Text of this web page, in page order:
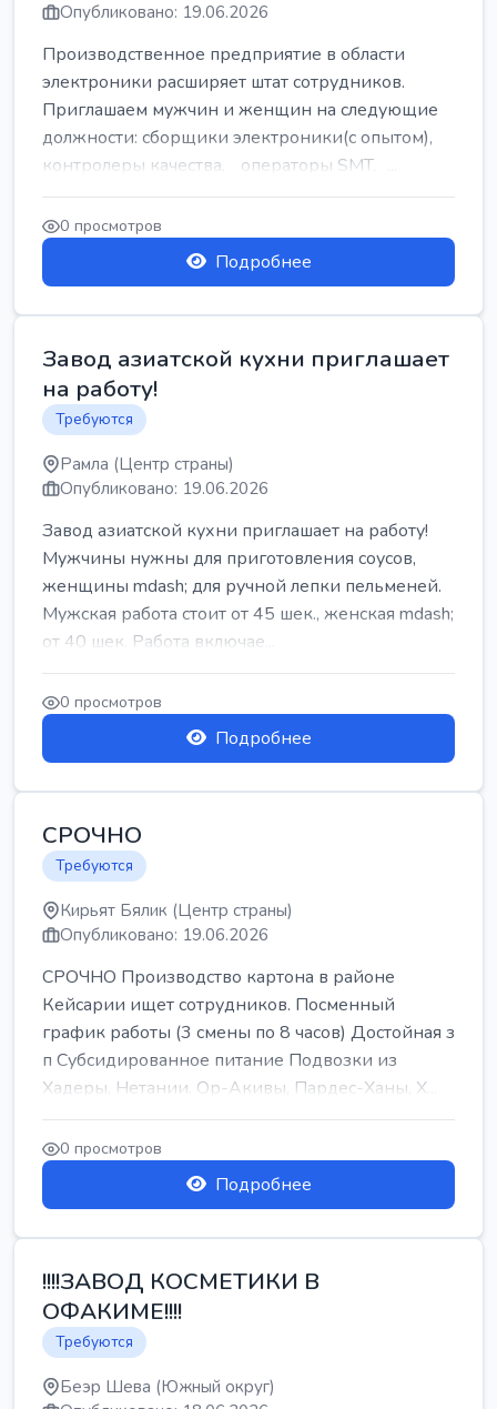
Опубликовано: 19.06.2026
Производственное предприятие в области
электроники расширяет штат сотрудников.
Приглашаем мужчин и женщин на следующие
должности: сборщики электроники(с опытом),
контролеры качества, операторы SMT, ...
0 просмотров
Подробнее
Завод азиатской кухни приглашает
на работу!
Требуются
Рамла (Центр страны)
Опубликовано: 19.06.2026
Завод азиатской кухни приглашает на работу!
Мужчины нужны для приготовления соусов,
женщины mdash; для ручной лепки пельменей.
Мужская работа стоит от 45 шек., женская mdash;
от 40 шек. Работа включае...
0 просмотров
Подробнее
СРОЧНО
Требуются
Кирьят Бялик (Центр страны)
Опубликовано: 19.06.2026
СРОЧНО Производство картона в районе
Кейсарии ищет сотрудников. Посменный
график работы (3 смены по 8 часов) Достойная з
п Субсидированное питание Подвозки из
Хадеры, Нетании, Ор-Акивы, Пардес-Ханы, Х...
0 просмотров
Подробнее
!!!!ЗАВОД КОСМЕТИКИ В
ОФАКИМЕ!!!!
Требуются
Беэр Шева (Южный округ)